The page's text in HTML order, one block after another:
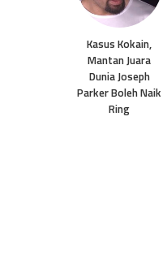
Kasus Kokain,
Mantan Juara
Dunia Joseph
Parker Boleh Naik
Ring